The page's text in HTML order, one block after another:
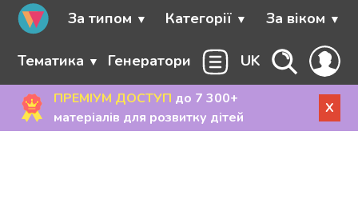
За типом Категорії За віком
Тематика Генератори UK
ПРЕМІУМ ДОСТУП до 7 300+
матеріалів для розвитку дітей
X